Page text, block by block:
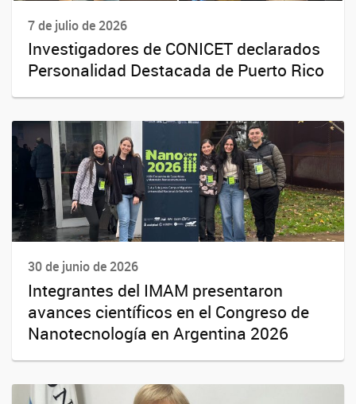
7 de julio de 2026
Investigadores de CONICET declarados
Personalidad Destacada de Puerto Rico
30 de junio de 2026
Integrantes del IMAM presentaron
avances científicos en el Congreso de
Nanotecnología en Argentina 2026